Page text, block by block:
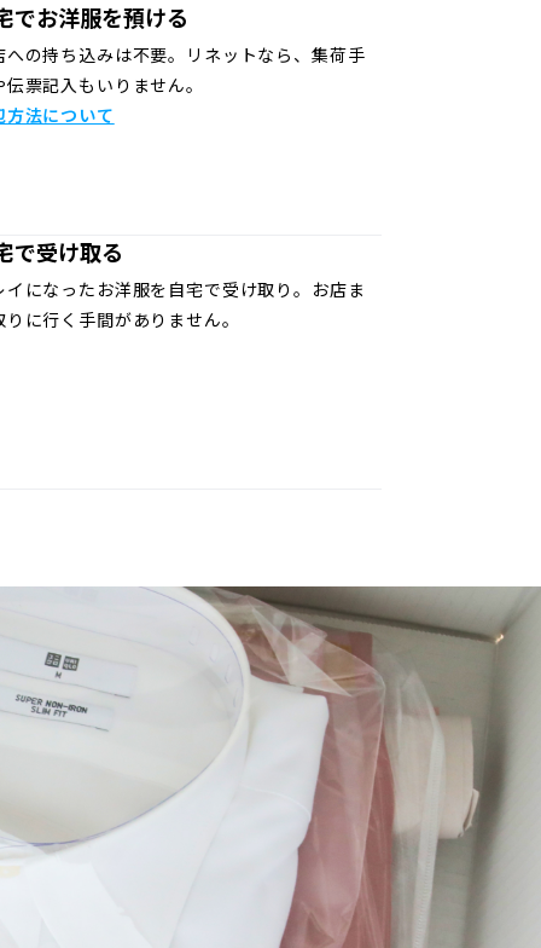
でお洋服を預ける
への持ち込みは不要。リネットなら、集荷手
伝票記入もいりません。
方法について
で受け取る
イになったお洋服を自宅で受け取り。お店ま
りに行く手間がありません。